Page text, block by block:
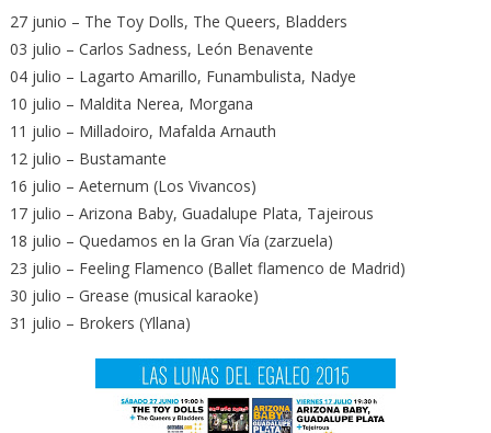
27 junio – The Toy Dolls, The Queers, Bladders
03 julio – Carlos Sadness, León Benavente
04 julio – Lagarto Amarillo, Funambulista, Nadye
10 julio – Maldita Nerea, Morgana
11 julio – Milladoiro, Mafalda Arnauth
12 julio – Bustamante
16 julio – Aeternum (Los Vivancos)
17 julio – Arizona Baby, Guadalupe Plata, Tajeirous
18 julio – Quedamos en la Gran Vía (zarzuela)
23 julio – Feeling Flamenco (Ballet flamenco de Madrid)
30 julio – Grease (musical karaoke)
31 julio – Brokers (Yllana)